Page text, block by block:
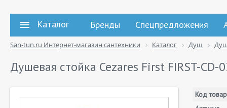
Каталог Бренды Спецпредложения
San-tun.ru Интернет-магазин сантехники Каталог Душ
Душевая стойка Cezares First FIRST-CD-
Код